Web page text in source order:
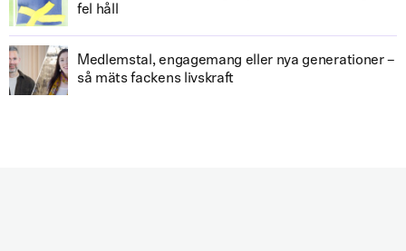
fel håll
Medlemstal, engagemang eller nya generationer –
så mäts fackens livskraft